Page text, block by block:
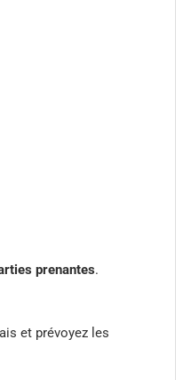
prenantes.
et prévoyez les